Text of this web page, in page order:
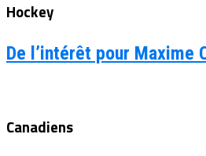
Hockey
De l’intérêt pour Maxime
Canadiens